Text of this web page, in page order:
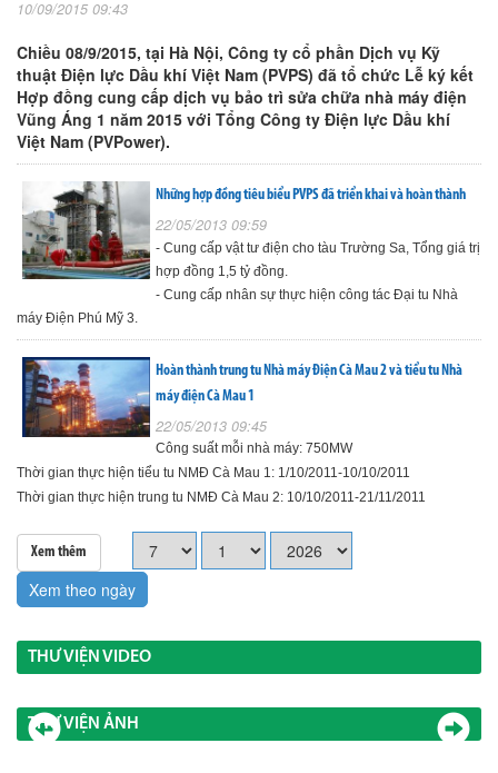
10/09/2015 09:43
Chiều 08/9/2015, tại Hà Nội, Công ty cổ phần Dịch vụ Kỹ
thuật Điện lực Dầu khí Việt Nam (PVPS) đã tổ chức Lễ ký kết
Hợp đồng cung cấp dịch vụ bảo trì sửa chữa nhà máy điện
Vũng Áng 1 năm 2015 với Tổng Công ty Điện lực Dầu khí
Việt Nam (PVPower).
Những hợp đồng tiêu biểu PVPS đã triển khai và hoàn thành
22/05/2013 09:59
- Cung cấp vật tư điện cho tàu Trường Sa, Tổng giá trị
hợp đồng 1,5 tỷ đồng.
- Cung cấp nhân sự thực hiện công tác Đại tu Nhà
máy Điện Phú Mỹ 3.
Hoàn thành trung tu Nhà máy Điện Cà Mau 2 và tiểu tu Nhà
máy điện Cà Mau 1
22/05/2013 09:45
Công suất mỗi nhà máy: 750MW
Thời gian thực hiện tiểu tu NMĐ Cà Mau 1: 1/10/2011-10/10/2011
Thời gian thực hiện trung tu NMĐ Cà Mau 2: 10/10/2011-21/11/2011
Xem thêm
Xem theo ngày
THƯ VIỆN VIDEO
THƯ VIỆN ẢNH